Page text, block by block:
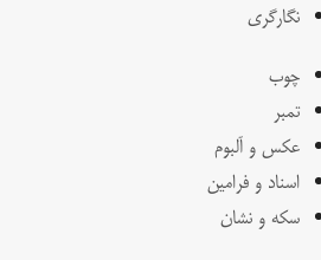
نگارگری
چوب
تمبر
عکس و آلبوم
اسناد و فرامین
سکه و نشان